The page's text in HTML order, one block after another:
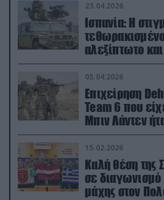
23.04.2026
Ισπανία: Η
αλεξίπτωτο
ορμή στο
05.04.2026
Επιχείρηση
Team 6 που
Μπιν Λάντεν
διέσωσε τον
15.02.2026
Καλή θέση της
σε
μάχης στον